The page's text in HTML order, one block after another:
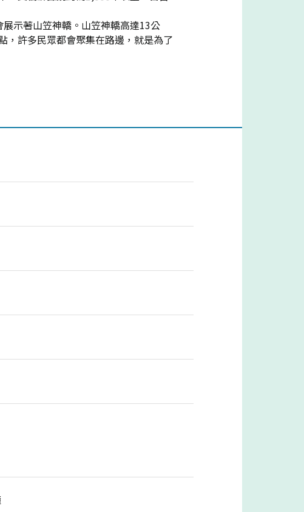
示著山笠神轎。山笠神轎高達13公
，許多民眾都會聚集在路邊，就是為了